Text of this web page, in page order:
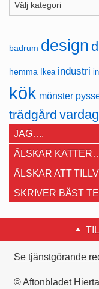
badrum design
hemma Ikea industri
kök mönster
trädgård
JAG….
ÄLSKAR
ÄLSKAR ATT
SKRIVER BÄST
Se tjänstgörande
© Aftonbladet